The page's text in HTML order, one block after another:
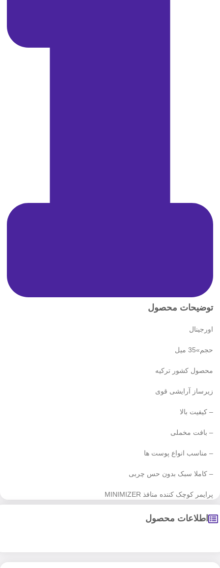
توضیحات محصول
اورجینال
حجم»35 میل
محصول کشور ترکیه
زیرساز آرایشی قوی
– کیفیت بالا
– بافت مخملی
– مناسب انواع پوست ها
– کاملا سبک بدون‌ حس چربی
پرایمر کوچک کننده منافذ MINIMIZER
اطلاعات محصول